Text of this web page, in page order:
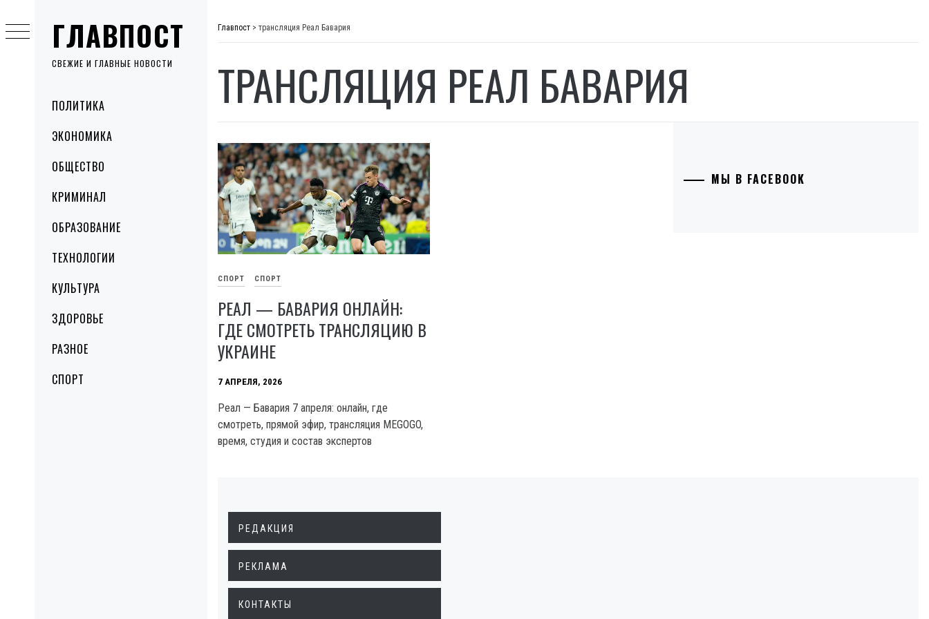
ГЛАВПОСТ
СВЕЖИЕ И ГЛАВНЫЕ НОВОСТИ
MenuПОЛИТИКА
ЭКОНОМИКА
ОБЩЕСТВО
КРИМИНАЛ
ОБРАЗОВАНИЕ
ТЕХНОЛОГИИ
КУЛЬТУРА
ЗДОРОВЬЕ
РАЗНОЕ
СПОРТ
to
content
Главпост > трансляция Реал Бавария
ТРАНСЛЯЦИЯ РЕАЛ БАВАРИЯ
СПОРТ СПОРТ
РЕАЛ — БАВАРИЯ ОНЛАЙН:
ГДЕ СМОТРЕТЬ ТРАНСЛЯЦИЮ В
УКРАИНЕ
7 АПРЕЛЯ, 2026
Реал — Бавария 7 апреля: онлайн, где
смотреть, прямой эфир, трансляция MEGOGO,
время, студия и состав экспертов
МЫ В FACEBOOK
РЕДАКЦИЯ
РЕКЛАМА
КОНТАКТЫ